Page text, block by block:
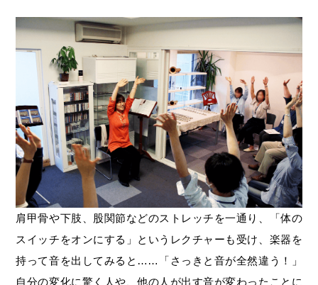
肩甲骨や下肢、股関節などのストレッチを一通り、「体の
スイッチをオンにする」というレクチャーも受け、楽器を
持って音を出してみると……「さっきと音が全然違う！」
自分の変化に驚く人や、他の人が出す音が変わったことに